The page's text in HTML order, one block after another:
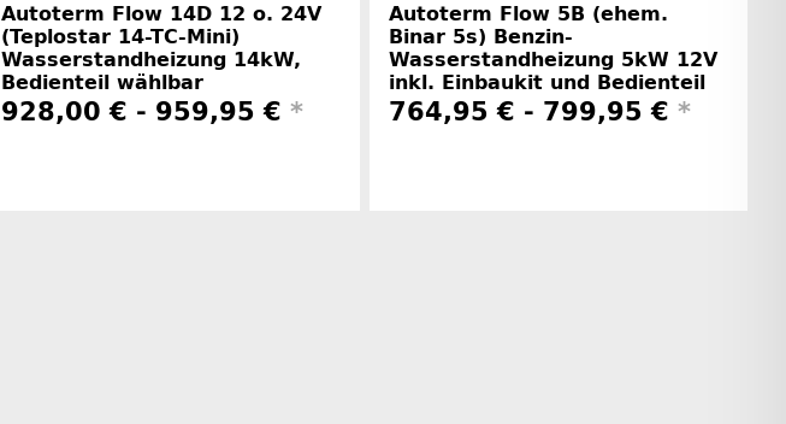
Autoterm Flow 14D 12 o. 24V
(Teplostar 14-TC-Mini)
Wasserstandheizung 14kW,
Bedienteil wählbar
928,00 € - 959,95 € *
Autoterm Flow 5B (ehem.
Binar 5s) Benzin-
Wasserstandheizung 5kW 12V
inkl. Einbaukit und Bedienteil
764,95 € - 799,95 € *